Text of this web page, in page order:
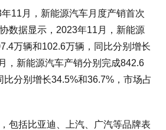
11月，新能源汽车月度产销首次
数据显示，2023年11月，新能源
万辆和102.6万辆，同比分别增长
，新能源汽车产销分别完成842.6
比分别增长34.5%和36.7%，市场占
包括比亚迪、上汽、广汽等品牌表